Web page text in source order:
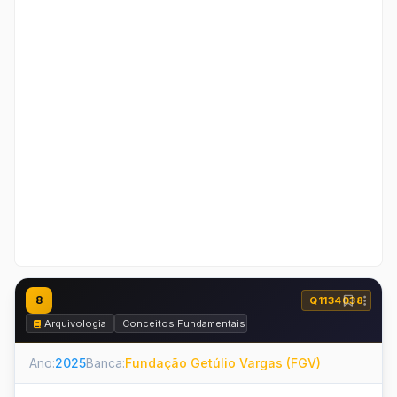
8
Q1134038
Arquivologia
Conceitos Fundamentais
Ano:2025Banca:Fundação Getúlio Vargas (FGV)